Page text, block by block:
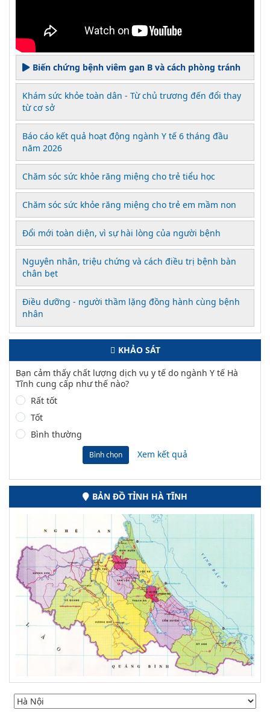
Biến chứng bệnh viêm gan B và cách phòng tránh
Khám sức khỏe toàn dân - Từ chủ trương đến đổi thay
từ cơ sở
Báo cáo kết quả hoạt động ngành Y tế 6 tháng đầu
năm 2026
Chăm sóc sức khỏe răng miệng cho trẻ tiểu học
Chăm sóc sức khỏe răng miệng cho trẻ em mầm non
Đổi mới toàn diện, vì sự hài lòng của người bệnh
Nguyên nhân, triệu chứng và cách điều trị bệnh bàn
chân bẹt
Điều dưỡng - người thầm lặng đồng hành cùng bệnh
nhân
KHẢO SÁT
Bạn cảm thấy chất lượng dịch vụ y tế do ngành Y tế Hà
Tĩnh cung cấp như thế nào?
Rất tốt
Tốt
Bình thường
Bình chọn Xem kết quả
BẢN ĐỒ TỈNH HÀ TĨNH